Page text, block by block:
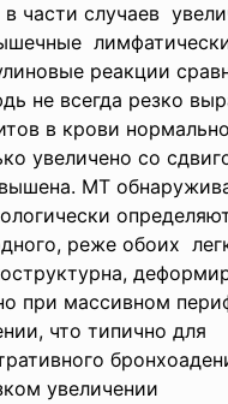
в части случаев
реакции
не всегда резко
в крови
увеличено со
МТ
реже обоих
при массивном
что типично для
увеличении